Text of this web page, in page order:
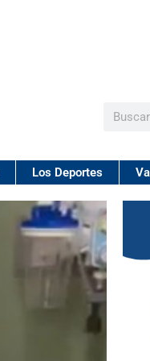
Buscar
Los Deportes